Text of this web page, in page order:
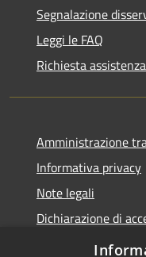
Segnalazione
Leggi le FAQ
Richiesta assistenza
Amministrazione
Informativa privacy
Note legali
Dichiarazione di
Feedback